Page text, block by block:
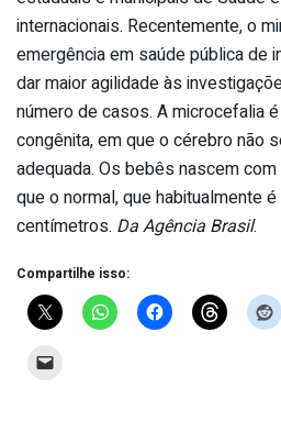
internacionais. Recentemente, o
emergência em saúde pública de
dar maior agilidade às
número de casos. A microcefalia
congênita, em que o cérebro não
adequada. Os bebês nascem
que o normal, que habitualmente
centímetros. Da Agência Brasil.
Compartilhe isso: